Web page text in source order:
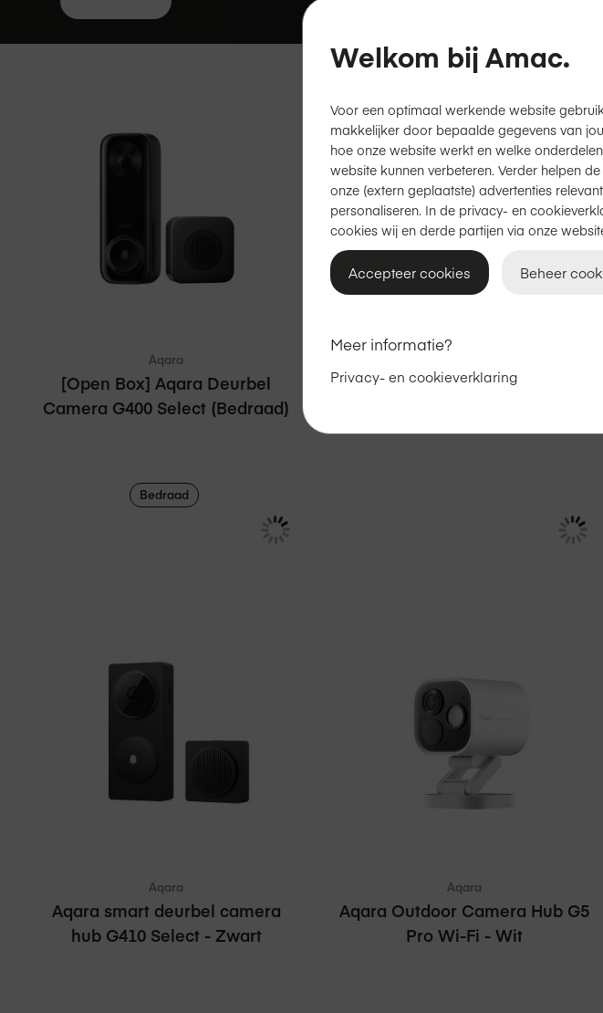
Wis
filters
Aqara
[Open Box] Aqara Deurbel
Camera G400 Select (Bedraad)
Bedraad
Vergelijken In winkelmand
Aqara Outdoor Camera Hub G5
Vergelijken In winkelmand
Aqara
Aqara smart deurbel camera
hub G410 Select - Zwart
Vergelijken In winkelmand
Aqara
Aqara Outdoor Camera Hub G5
Pro Wi-Fi - Wit
Vergelijken
Welkom bij Amac.
Voor een optimaal werkende website
makkelijker door bepaalde gegevens van
hoe onze website werkt en welke
website kunnen verbeteren. Verder helpen
onze (extern geplaatste) advertenties
personaliseren. In de privacy- en
cookies wij en derde partijen via onze
Accepteer cookies Beheer
Meer informatie?
Privacy- en cookieverklaring